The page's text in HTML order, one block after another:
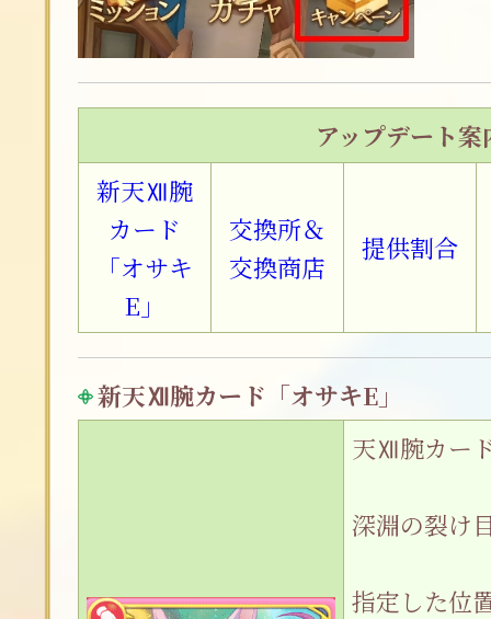
アップデート案
新天Ⅻ腕
カード
「オサキ
E」
交換所＆
交換商店
提供割合
新天Ⅻ腕カード「オサキE」
天Ⅻ腕カー
深淵の裂け
指定した位